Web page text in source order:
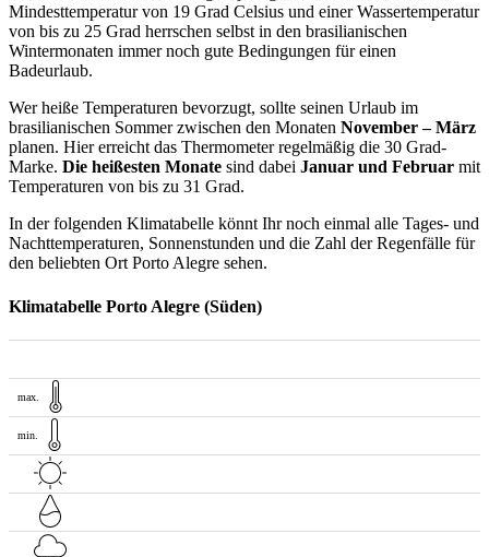
Mindesttemperatur von 19 Grad Celsius und einer Wassertemperatur
von bis zu 25 Grad herrschen selbst in den brasilianischen
Wintermonaten immer noch gute Bedingungen für einen
Badeurlaub.
Wer heiße Temperaturen bevorzugt, sollte seinen Urlaub im
brasilianischen Sommer zwischen den Monaten November – März
planen. Hier erreicht das Thermometer regelmäßig die 30 Grad-
Marke. Die heißesten Monate sind dabei Januar und Februar mit
Temperaturen von bis zu 31 Grad.
In der folgenden Klimatabelle könnt Ihr noch einmal alle Tages- und
Nachttemperaturen, Sonnenstunden und die Zahl der Regenfälle für
den beliebten Ort Porto Alegre sehen.
Klimatabelle Porto Alegre (Süden)
max.
min.